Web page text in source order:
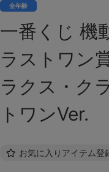
全年齢
一番くじ 機
ラストワン
ラクス・ク
トワンVer.
お気に入りアイテム登